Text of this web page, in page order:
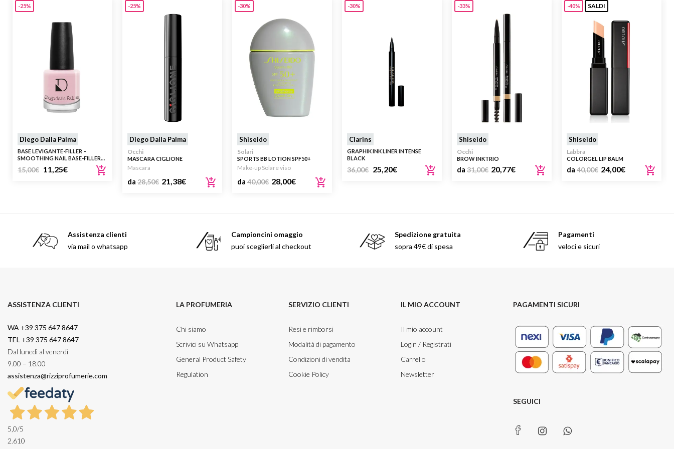
-25%
Diego Dalla Palma
BASE LEVIGANTE-FILLER –
SMOOTHING NAIL BASE-FILLER
15,00€ 11,25€
-25%
Diego Dalla Palma
Occhi
MASCARA CIGLIONE
Mascara
da 28,50€ 21,38€
-30%
Shiseido
Solari
SPORTS BB LOTION SPF50+
Make-up Solare viso
da 40,00€ 28,00€
-30%
Clarins
GRAPHIK INK LINER INTENSE
BLACK
36,00€ 25,20€
-33%
Shiseido
Occhi
BROW INKTRIO
da 31,00€ 20,77€
-40% SALDI
Shiseido
Labbra
COLORGEL LIP BALM
da 40,00€ 24,00€
Assistenza clienti
via mail o whatsapp
Campioncini omaggio
puoi sceglierli al checkout
Spedizione gratuita
sopra 49€ di spesa
Pagamenti
veloci e sicuri
ASSISTENZA CLIENTI
WA +39 375 647 8647
TEL +39 375 647 8647
Dal lunedì al venerdì
9.00 – 18.00
assistenza@rizziprofumerie.com
5,0/5
2.610
LA PROFUMERIA
Chi siamo
Scrivici su Whatsapp
General Product Safety
Regulation
SERVIZIO CLIENTI
Resi e rimborsi
Modalità di pagamento
Condizioni di vendita
Cookie Policy
IL MIO ACCOUNT
Il mio account
Login / Registrati
Carrello
Newsletter
PAGAMENTI SICURI
SEGUICI